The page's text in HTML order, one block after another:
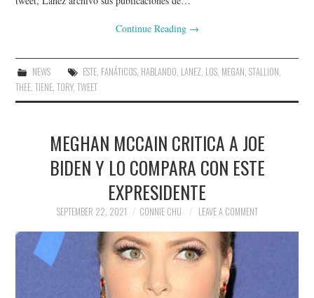
Continue Reading →
NEWS ESTE, FANÁTICOS, HABLANDO, LANEZ, LOS, MEGAN, STALLION,
THEE,TIENE,TORY,TWEET
MEGHAN MCCAIN CRITICA A JOE
BIDEN Y LO COMPARA CON ESTE
EXPRESIDENTE
SEPTEMBER 22, 2021 CONNIE CHU LEAVE A COMMENT